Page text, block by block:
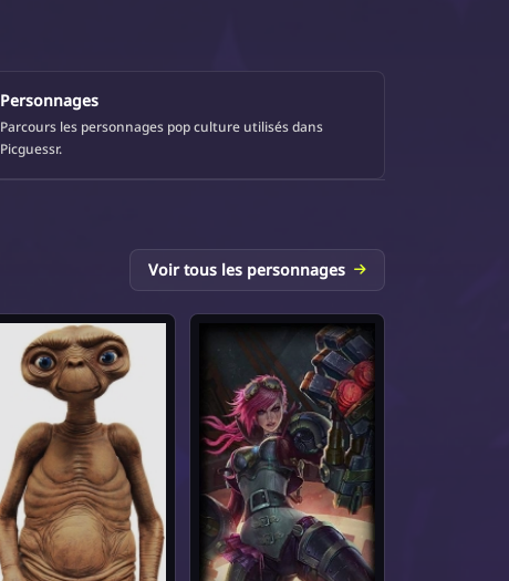
Personnages
Parcours les personnages pop culture utilisés dans
Picguessr.
Voir tous les personnages